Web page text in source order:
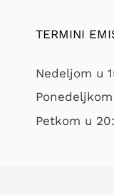
TERMINI
Nedeljom u
Petkom u